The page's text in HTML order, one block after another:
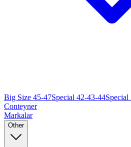
Big Size 45-47Special 42-43-44Special
Conteyner
Markalar
Other